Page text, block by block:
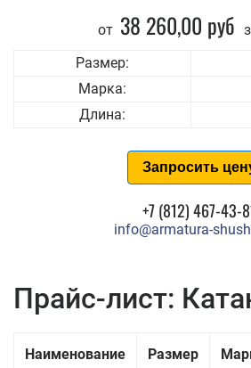
от 38 260,00 руб
Размер:
Марка:
Длина:
Запросить
+7 (812) 467-43-
info@armatura-
Прайс-лист:
Наименование Размер